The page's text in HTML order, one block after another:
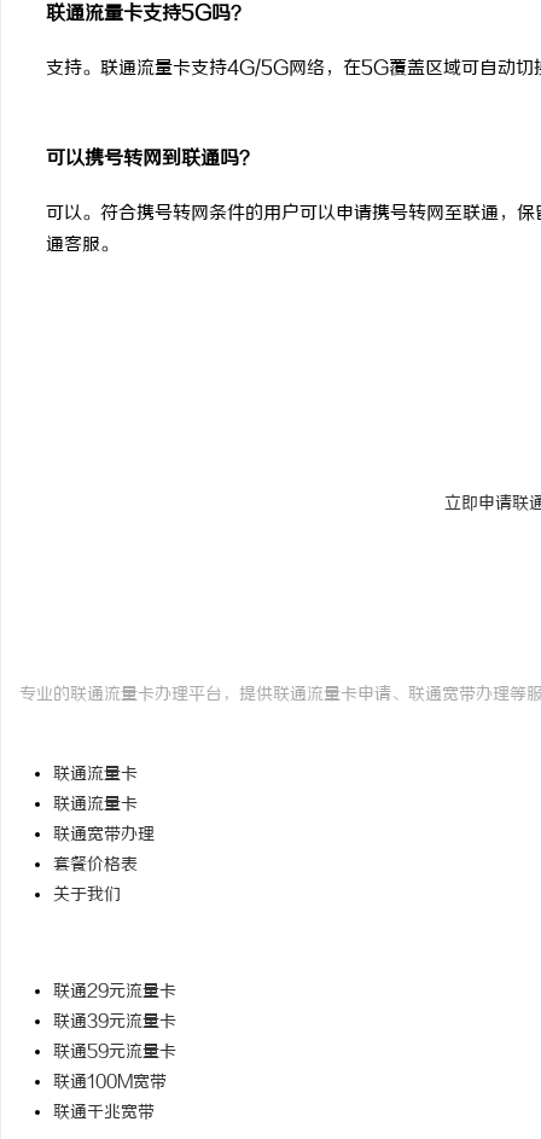
联通流量卡支持5G吗？
支持。联通流量卡支持4G/5G网络，在5G覆盖区域可自动
可以携号转网到联通吗？
可以。符合携号转网条件的用户可以申请携号转网至联通，
通客服。
立即申请联
专业的联通流量卡办理平台，提供联通流量卡申请、联通宽带办理等
联通流量卡
联通流量卡
联通宽带办理
套餐价格表
关于我们
联通29元流量卡
联通39元流量卡
联通59元流量卡
联通100M宽带
联通千兆宽带